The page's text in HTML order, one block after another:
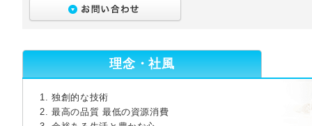
理念・社風
1. 独創的な技術
2. 最高の品質 最低の資源消費